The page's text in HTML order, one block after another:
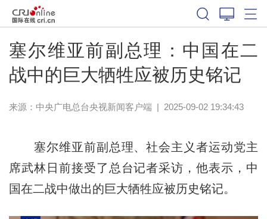
塞尔维亚前副总理：中国在二
战中的巨大牺牲应被历史铭记
来源： 中央广电总台央视新闻客户端 | 2025-09-02 19:34:43
塞尔维亚前副总理、社会主义者运动党主
席武林日前接受了总台记者采访，他表示，中
国在二战中做出的巨大牺牲应被历史铭记。